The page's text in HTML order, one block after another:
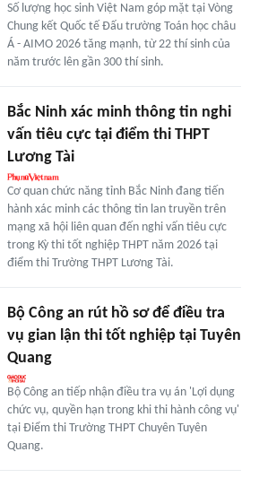
Số lượng học sinh Việt Nam góp mặt tại Vòng
Chung kết Quốc tế Đấu trường Toán học châu
Á - AIMO 2026 tăng mạnh, từ 22 thí sinh của
năm trước lên gần 300 thí sinh.
Bắc Ninh xác minh thông tin nghi
vấn tiêu cực tại điểm thi THPT
Lương Tài
Cơ quan chức năng tỉnh Bắc Ninh đang tiến
hành xác minh các thông tin lan truyền trên
mạng xã hội liên quan đến nghi vấn tiêu cực
trong Kỳ thi tốt nghiệp THPT năm 2026 tại
điểm thi Trường THPT Lương Tài.
Bộ Công an rút hồ sơ để điều tra
vụ gian lận thi tốt nghiệp tại Tuyên
Quang
Bộ Công an tiếp nhận điều tra vụ án 'Lợi dụng
chức vụ, quyền hạn trong khi thi hành công vụ'
tại Điểm thi Trường THPT Chuyên Tuyên
Quang.